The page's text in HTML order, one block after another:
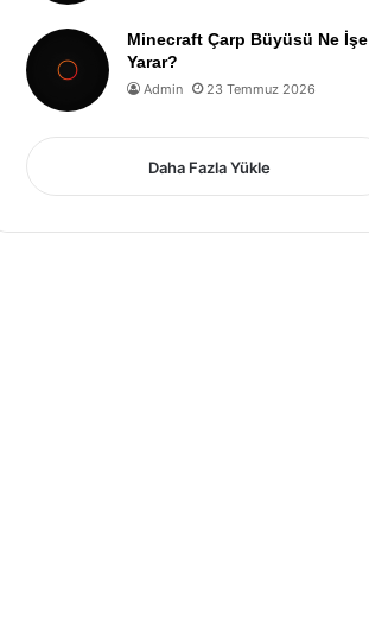
Minecraft Çarp Büyüsü Ne İşe
Yarar?
Admin 23 Temmuz 2026
Daha Fazla Yükle